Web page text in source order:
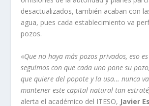
desactualizados, también acaban con
agua, pues cada establecimiento va
pozos.
«Que no haya más pozos privados, eso
seguimos con que cada uno pone su
que quiere del popote y la usa… nunca
mantener este capital natural tan
alerta el académico del ITESO, Javier